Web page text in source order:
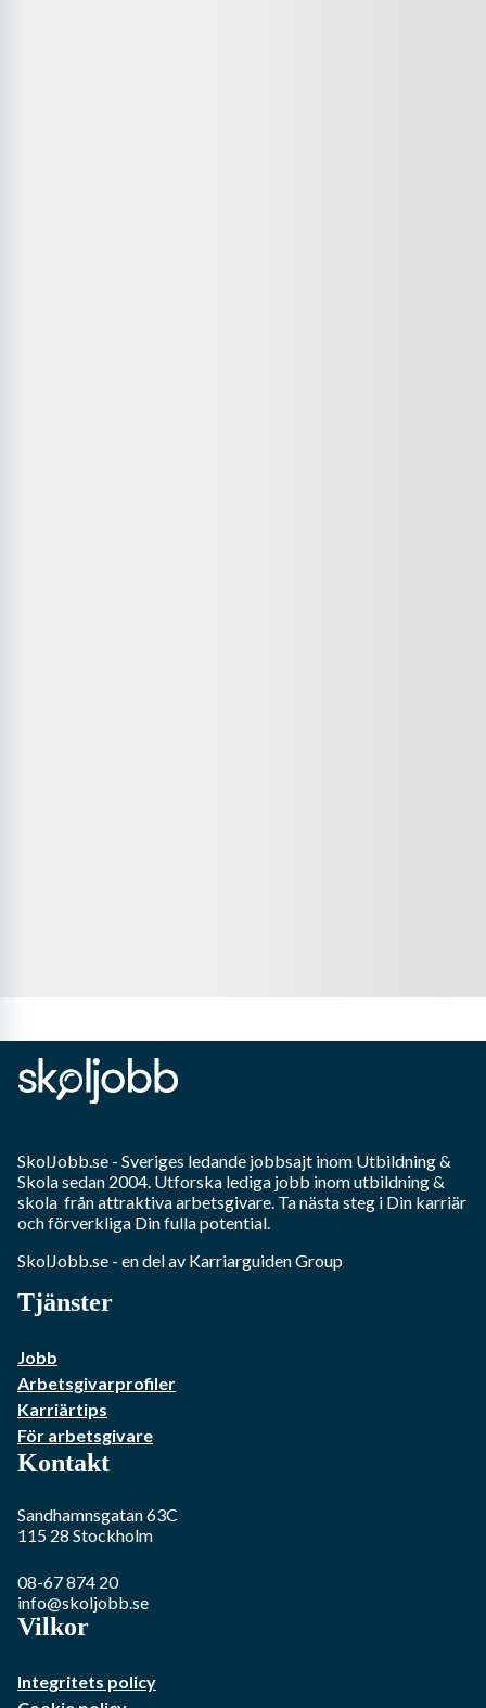
SkolJobb.se - Sveriges ledande jobbsajt inom Utbildning &
Skolasedan 2004. Utforska lediga jobb inomutbildning &
skola från attraktiva arbetsgivare. Ta nästa steg i Din karriär
och förverkliga Din fulla potential.
SkolJobb.se - en del av Karriarguiden Group
Tjänster
Jobb
Arbetsgivarprofiler
Karriärtips
För arbetsgivare
Kontakt
Sandhamnsgatan 63C
115 28 Stockholm
08-67 874 20
info@skoljobb.se
Vilkor
Integritets policy